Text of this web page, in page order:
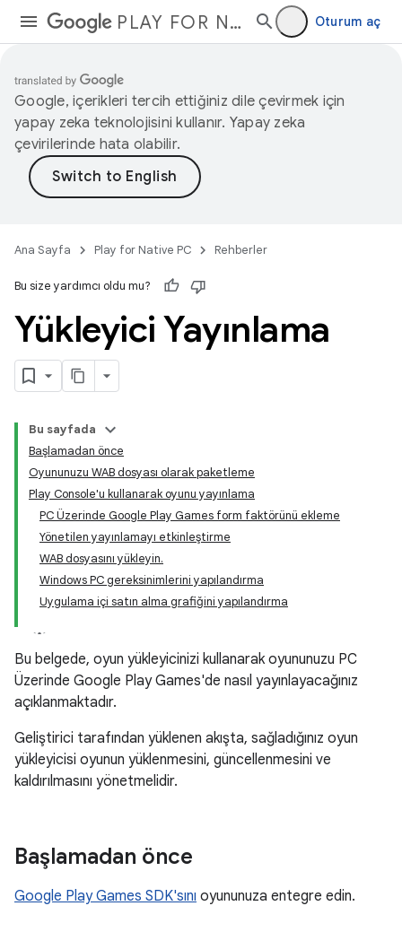
PLAY FOR NATIVE PC Oturum aç
Google, içerikleri tercih ettiğiniz dile çevirmek için
yapay zeka teknolojisini kullanır. Yapay zeka
çevirilerinde hata olabilir.
Ana Sayfa Play for Native PC Rehberler
Bu size yardımcı oldu mu?
Yükleyici Yayınlama
Bu sayfada
Başlamadan önce
Oyununuzu WAB dosyası olarak paketleme
Play Console'u kullanarak oyunu yayınlama
PC Üzerinde Google Play Games form faktörünü ekleme
Yönetilen yayınlamayı etkinleştirme
WAB dosyasını yükleyin.
Windows PC gereksinimlerini yapılandırma
Uygulama içi satın alma grafiğini yapılandırma
Bu belgede, oyun yükleyicinizi kullanarak oyununuzu PC
Üzerinde Google Play Games'de nasıl yayınlayacağınız
açıklanmaktadır.
Geliştirici tarafından yüklenen akışta, sağladığınız oyun
yükleyicisi oyunun yüklenmesini, güncellenmesini ve
kaldırılmasını yönetmelidir.
Başlamadan önce
Google Play Games SDK'sını oyununuza entegre edin.